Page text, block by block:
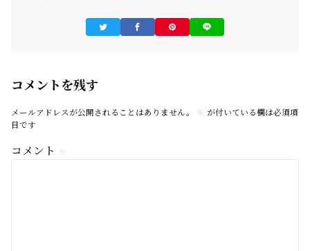
コメントを残す
メールアドレスが公開されることはありません。 ※ が付いている欄は必須項
目です
コメント ※